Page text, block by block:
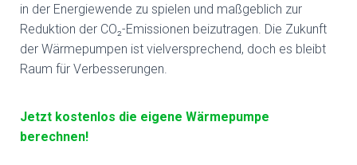
in der Energiewende zu spielen und maßgeblich zur
Reduktion der CO₂-Emissionen beizutragen. Die Zukunft
der Wärmepumpen ist vielversprechend, doch es bleibt
Raum für Verbesserungen.
Jetzt kostenlos die eigene Wärmepumpe
berechnen!